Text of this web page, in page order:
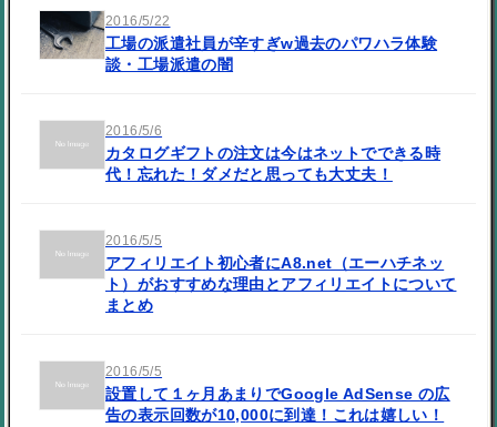
2016/5/22
工場の派遣社員が辛すぎw過去のパワハラ体験
談・工場派遣の闇
2016/5/6
カタログギフトの注文は今はネットでできる時
代！忘れた！ダメだと思っても大丈夫！
2016/5/5
アフィリエイト初心者にA8.net（エーハチネッ
ト）がおすすめな理由とアフィリエイトについて
まとめ
2016/5/5
設置して１ヶ月あまりでGoogle AdSense の広
告の表示回数が10,000に到達！これは嬉しい！